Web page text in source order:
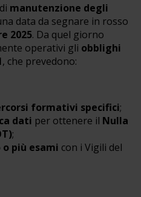
manutenzione degli
data da segnare in rosso
2025. Da quel giorno
operativi gli obblighi
, che prevedono:
formativi specifici;
dati per ottenere il Nulla
;
o più esami con i Vigili del